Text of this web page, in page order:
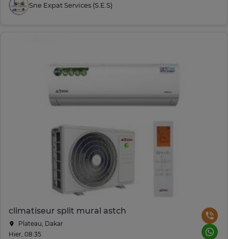
Sne Expat Services (S.e.s)
climatiseur split mural astch
Plateau, Dakar
Hier, 08:35